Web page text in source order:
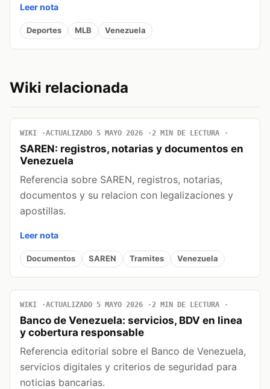
Leer nota
Deportes MLB Venezuela
Wiki relacionada
WIKI ACTUALIZADO 5 MAYO 2026 2 MIN DE LECTURA
SAREN: registros, notarias y documentos en
Venezuela
Referencia sobre SAREN, registros, notarias,
documentos y su relacion con legalizaciones y
apostillas.
Leer nota
Documentos SAREN Tramites Venezuela
WIKI ACTUALIZADO 5 MAYO 2026 2 MIN DE LECTURA
Banco de Venezuela: servicios, BDV en linea
y cobertura responsable
Referencia editorial sobre el Banco de Venezuela,
servicios digitales y criterios de seguridad para
noticias bancarias.